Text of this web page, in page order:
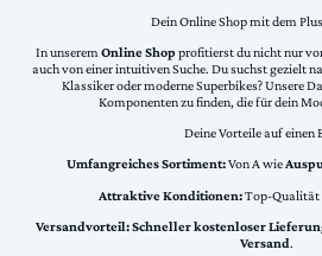
Dein Online Shop mit dem
In unserem Online Shopprofitierst du nicht nur
auch von einer intuitiven Suche. Du suchst gezielt
Klassiker oder moderne Superbikes? Unsere
Komponenten zu finden, die für dein
Deine Vorteile auf einen
Umfangreiches Sortiment:Von A wie
Attraktive Konditionen:Top-Qualität
Versandvorteil:Schneller kostenloser
Versand.